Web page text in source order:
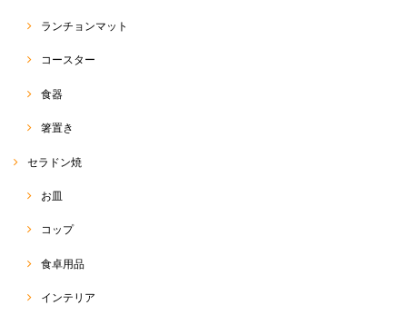
ランチョンマット
コースター
食器
箸置き
セラドン焼
お皿
コップ
食卓用品
インテリア